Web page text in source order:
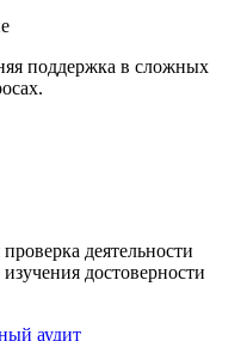
поддержка в сложных
деятельности
достоверности
аудит